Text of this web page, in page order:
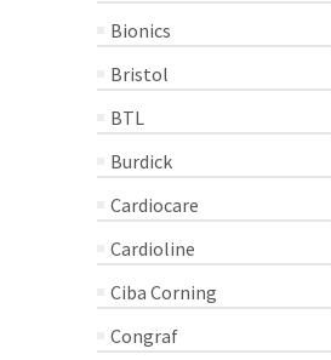
Bionics
Bristol
BTL
Burdick
Cardiocare
Cardioline
Ciba Corning
Congraf